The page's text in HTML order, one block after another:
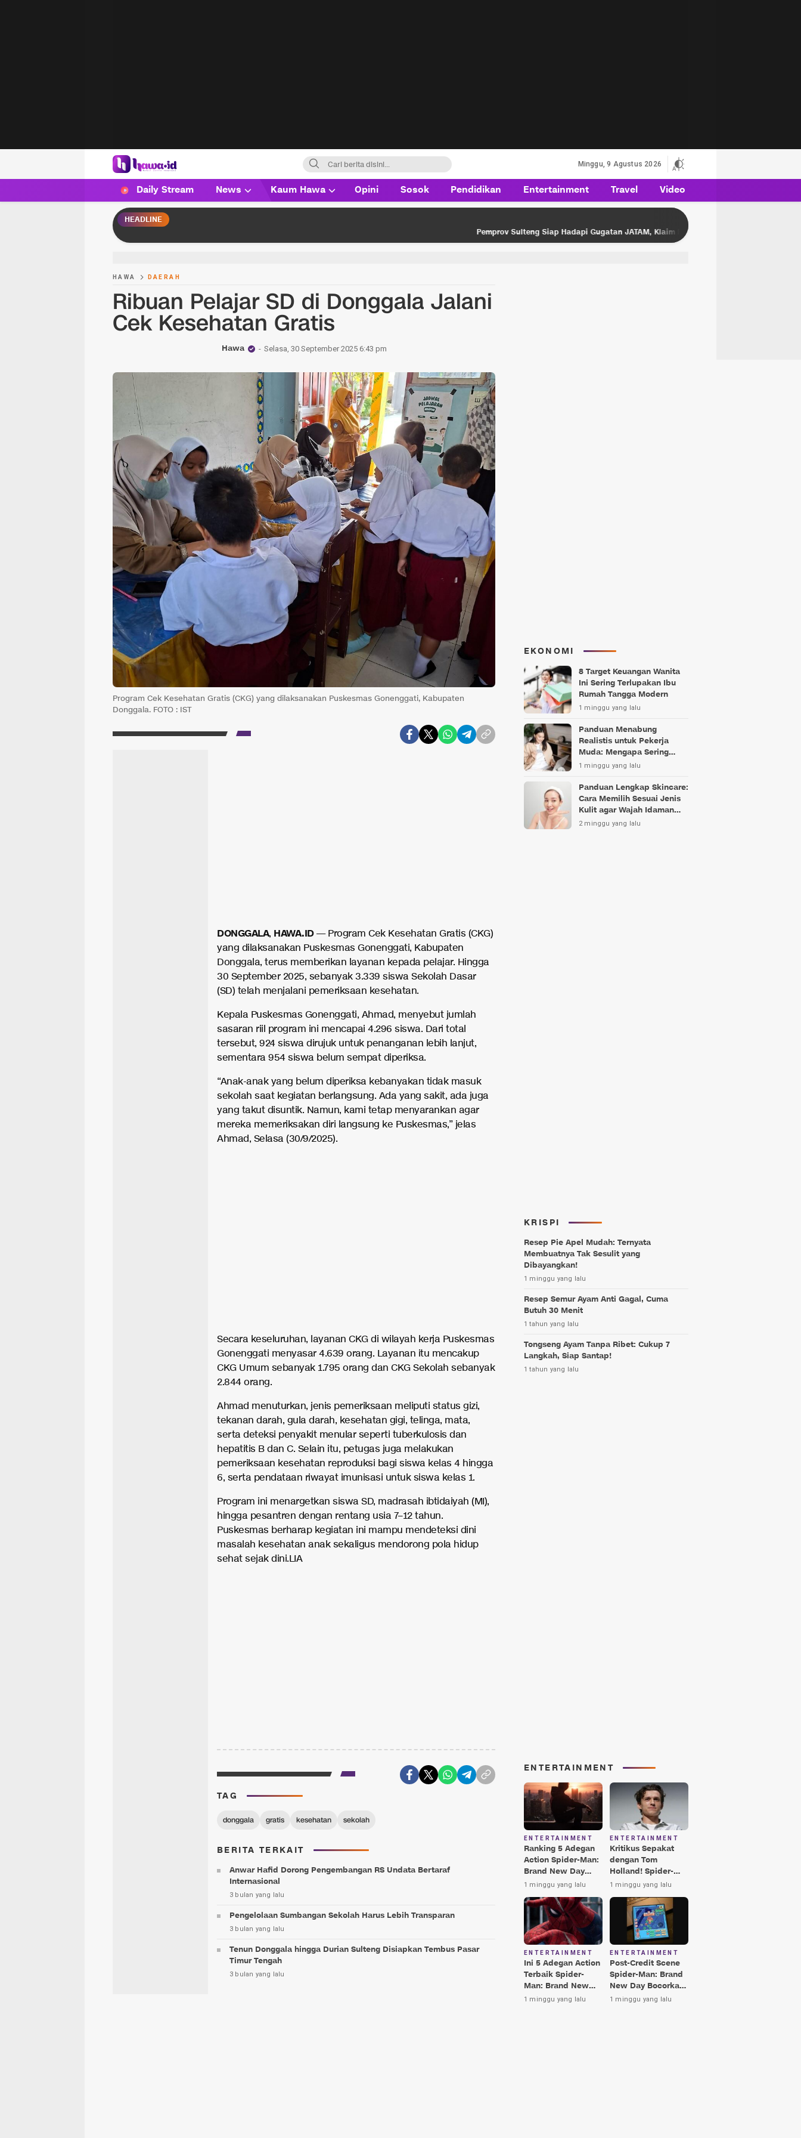
HAWA
Haluan Wanita Indonesia
Minggu, 9 Agustus 2026
Daily Stream News Kaum Hawa Opini Sosok Pendidikan Entertainment Travel Video
HEADLINE
Pemprov Sulteng Siap Hadapi Gugatan JATAM, Klaim Pengawasan Lingkungan Sesuai Aturan
HAWA DAERAH
Ribuan Pelajar SD di Donggala Jalani
Cek Kesehatan Gratis
Hawa Selasa, 30 September 2025 6:43 pm
Program Cek Kesehatan Gratis (CKG) yang dilaksanakan Puskesmas Gonenggati, Kabupaten
Donggala. FOTO : IST
DONGGALA, HAWA.ID— Program Cek Kesehatan Gratis (CKG)
yang dilaksanakan Puskesmas Gonenggati, Kabupaten
Donggala, terus memberikan layanan kepada pelajar. Hingga
30 September 2025, sebanyak 3.339 siswa Sekolah Dasar
(SD) telah menjalani pemeriksaan kesehatan.
Kepala Puskesmas Gonenggati, Ahmad, menyebut jumlah
sasaran riil program ini mencapai 4.296 siswa. Dari total
tersebut, 924 siswa dirujuk untuk penanganan lebih lanjut,
sementara 954 siswa belum sempat diperiksa.
“Anak-anak yang belum diperiksa kebanyakan tidak masuk
sekolah saat kegiatan berlangsung. Ada yang sakit, ada juga
yang takut disuntik. Namun, kami tetap menyarankan agar
mereka memeriksakan diri langsung ke Puskesmas,” jelas
Ahmad, Selasa (30/9/2025).
Secara keseluruhan, layanan CKG di wilayah kerja Puskesmas
Gonenggati menyasar 4.639 orang. Layanan itu mencakup
CKG Umum sebanyak 1.795 orang dan CKG Sekolah sebanyak
2.844 orang.
Ahmad menuturkan, jenis pemeriksaan meliputi status gizi,
tekanan darah, gula darah, kesehatan gigi, telinga, mata,
serta deteksi penyakit menular seperti tuberkulosis dan
hepatitis B dan C. Selain itu, petugas juga melakukan
pemeriksaan kesehatan reproduksi bagi siswa kelas 4 hingga
6, serta pendataan riwayat imunisasi untuk siswa kelas 1.
Program ini menargetkan siswa SD, madrasah ibtidaiyah (MI),
hingga pesantren dengan rentang usia 7–12 tahun.
Puskesmas berharap kegiatan ini mampu mendeteksi dini
masalah kesehatan anak sekaligus mendorong pola hidup
sehat sejak dini.LIA
TAG
donggala gratis kesehatan sekolah
BERITA TERKAIT
Anwar Hafid Dorong Pengembangan RS Undata Bertaraf
Internasional
3 bulan yang lalu
Pengelolaan Sumbangan Sekolah Harus Lebih Transparan
3 bulan yang lalu
Tenun Donggala hingga Durian Sulteng Disiapkan Tembus Pasar
Timur Tengah
3 bulan yang lalu
EKONOMI
8 Target Keuangan Wanita
Ini Sering Terlupakan Ibu
Rumah Tangga Modern
1 minggu yang lalu
Panduan Menabung
Realistis untuk Pekerja
Muda: Mengapa Sering
Gagal?
1 minggu yang lalu
Panduan Lengkap Skincare:
Cara Memilih Sesuai Jenis
Kulit agar Wajah Idaman
Bukan Sekadar Mimpi
2 minggu yang lalu
KRISPI
Resep Pie Apel Mudah: Ternyata
Membuatnya Tak Sesulit yang
Dibayangkan!
1 minggu yang lalu
Resep Semur Ayam Anti Gagal, Cuma
Butuh 30 Menit
1 tahun yang lalu
Tongseng Ayam Tanpa Ribet: Cukup 7
Langkah, Siap Santap!
1 tahun yang lalu
ENTERTAINMENT
ENTERTAINMENT
Ranking 5 Adegan
Action Spider-Man:
Brand New Day
Terbaik, Nomor 3
1 minggu yang lalu
ENTERTAINMENT
Kritikus Sepakat
dengan Tom
Holland! Spider-
Man: Brand New
Terbaik Era MCU
1 minggu yang lalu
ENTERTAINMENT
Ini 5 Adegan Action
Terbaik Spider-
Man: Brand New
Day, Ada Hulk vs
1 minggu yang lalu
ENTERTAINMENT
Post-Credit Scene
Spider-Man: Brand
New Day Bocorkan
Lokasi Peter di Luar
1 minggu yang lalu